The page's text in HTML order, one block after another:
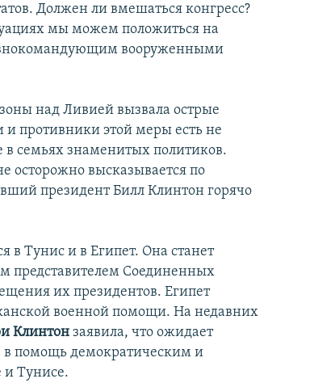
Должен ли вмешаться конгресс?
мы можем положиться на
вооруженными
над Ливией вызвала острые
противники этой меры есть не
в семьях знаменитых политиков.
осторожно высказывается по
президент Билл Клинтон горячо
в Тунис и в Египет. Она станет
представителем Соединенных
их президентов. Египет
военной помощи. На недавних
Клинтон заявила, что ожидает
в помощь демократическим и
и Тунисе.